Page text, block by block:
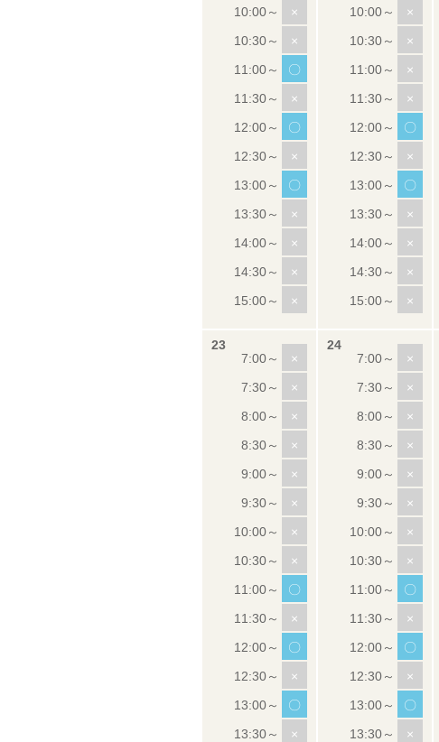
×
×
〇
×
〇
×
〇
×
×
×
×
×
×
×
×
〇
×
〇
×
×
×
×
×
×
×
×
×
×
×
×
〇
×
〇
×
〇
×
×
×
×
×
×
×
×
×
〇
×
〇
×
〇
×